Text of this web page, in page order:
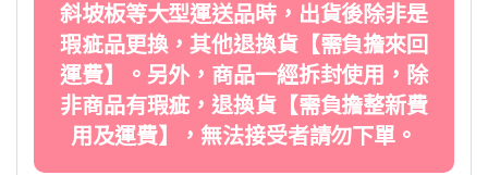
斜坡板等大型運送品時，出貨後除非是
瑕疵品更換，其他退換貨【需負擔來回
運費】。另外，商品一經拆封使用，除
非商品有瑕疵，退換貨【需負擔整新費
用及運費】，無法接受者請勿下單。